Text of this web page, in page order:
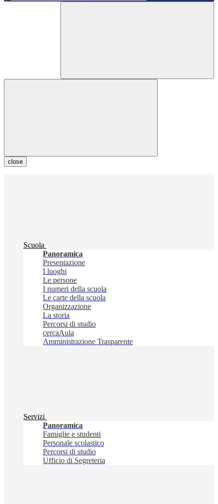
close
Scuola
Panoramica
Presentazione
I luoghi
Le persone
I numeri della scuola
Le carte della scuola
Organizzazione
La storia
Percorsi di studio
cercaAula
Amministrazione Trasparente
Servizi
Panoramica
Famiglie e studenti
Personale scolastico
Percorsi di studio
Ufficio di Segreteria